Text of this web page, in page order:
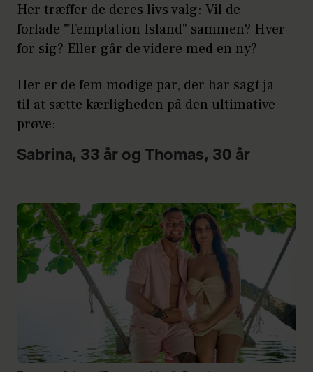
Her træffer de deres livs valg: Vil de
forlade "Temptation Island" sammen? Hver
for sig? Eller går de videre med en ny?
Her er de fem modige par, der har sagt ja
til at sætte kærligheden på den ultimative
prøve:
Sabrina, 33 år og Thomas, 30 år